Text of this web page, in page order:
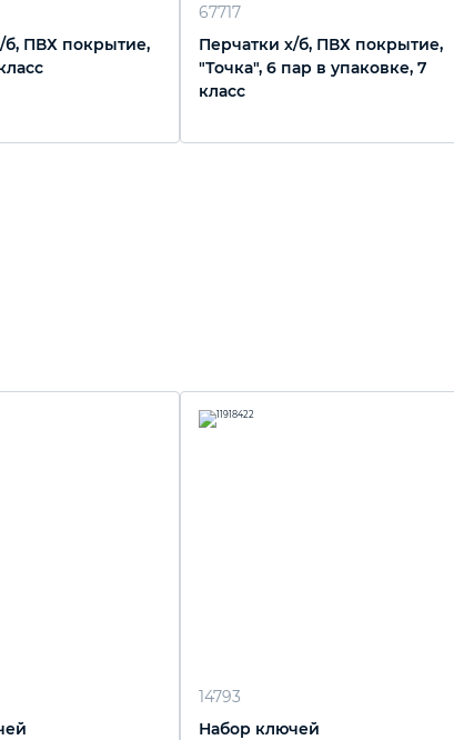
б, ПВХ покрытие,
67717
Перчатки х/б, ПВХ покрытие,
"Точка", 6 пар в упаковке, 7
класс
14793
Набор ключей